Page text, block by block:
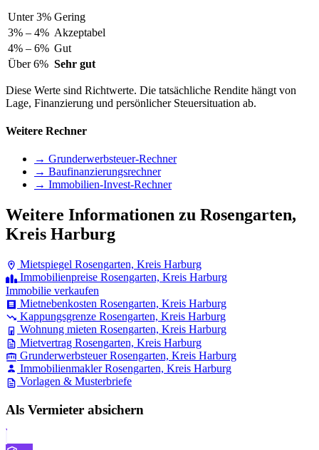
Unter 3% Gering
3% – 4% Akzeptabel
4% – 6% Gut
Über 6% Sehr gut
Diese Werte sind Richtwerte. Die tatsächliche Rendite hängt von
Lage, Finanzierung und persönlicher Steuersituation ab.
Weitere Rechner
→ Grunderwerbsteuer-Rechner
→ Baufinanzierungsrechner
→ Immobilien-Invest-Rechner
Weitere Informationen zu Rosengarten,
Kreis Harburg
Mietspiegel Rosengarten, Kreis Harburg
Immobilienpreise Rosengarten, Kreis Harburg
Immobilie verkaufen
Mietnebenkosten Rosengarten, Kreis Harburg
Kappungsgrenze Rosengarten, Kreis Harburg
Wohnung mieten Rosengarten, Kreis Harburg
Mietvertrag Rosengarten, Kreis Harburg
Grunderwerbsteuer Rosengarten, Kreis Harburg
Immobilienmakler Rosengarten, Kreis Harburg
Vorlagen & Musterbriefe
Als Vermieter absichern